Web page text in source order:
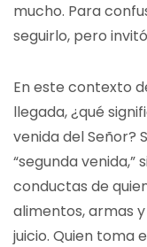
mucho. Para
seguirlo, pero
En este contexto
llegada, ¿qué
venida del Señor?
“segunda venida,”
conductas de
alimentos, armas
juicio. Quien toma